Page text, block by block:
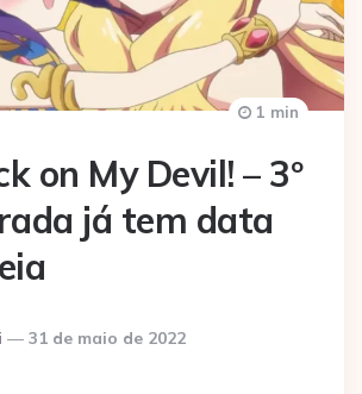
on My Devil! – 3º
já tem data
31 de maio de 2022
1 min